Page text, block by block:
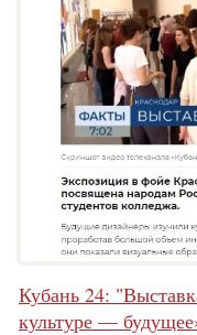
Кубань 24:
культуре —